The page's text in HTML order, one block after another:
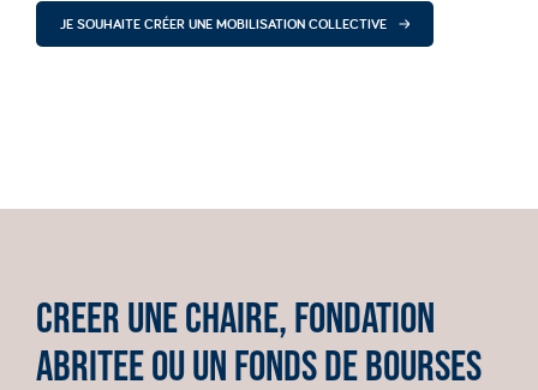
JE SOUHAITE CRÉER UNE MOBILISATION COLLECTIVE
CREER UNE CHAIRE, FONDATION
ABRITEE OU UN FONDS DE BOURSES